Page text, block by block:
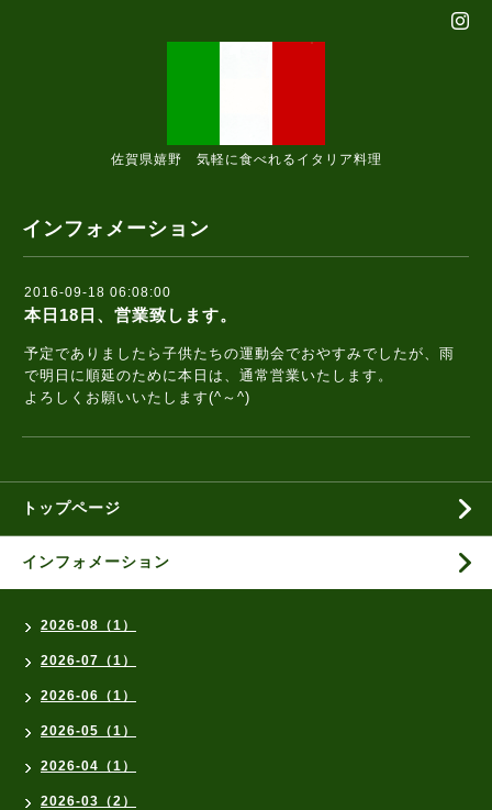
佐賀県嬉野 気軽に食べれるイタリア料理
インフォメーション
2016-09-18 06:08:00
本日18日、営業致します。
予定でありましたら子供たちの運動会でおやすみでしたが、雨
で明日に順延のために本日は、通常営業いたします。
よろしくお願いいたします(^～^)
トップページ
インフォメーション
2026-08（1）
2026-07（1）
2026-06（1）
2026-05（1）
2026-04（1）
2026-03（2）